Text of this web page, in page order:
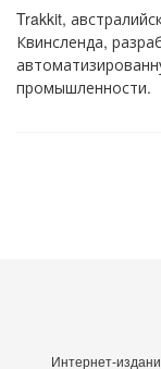
Trakkit,
Квинсленда,
промышленности.
Интернет-